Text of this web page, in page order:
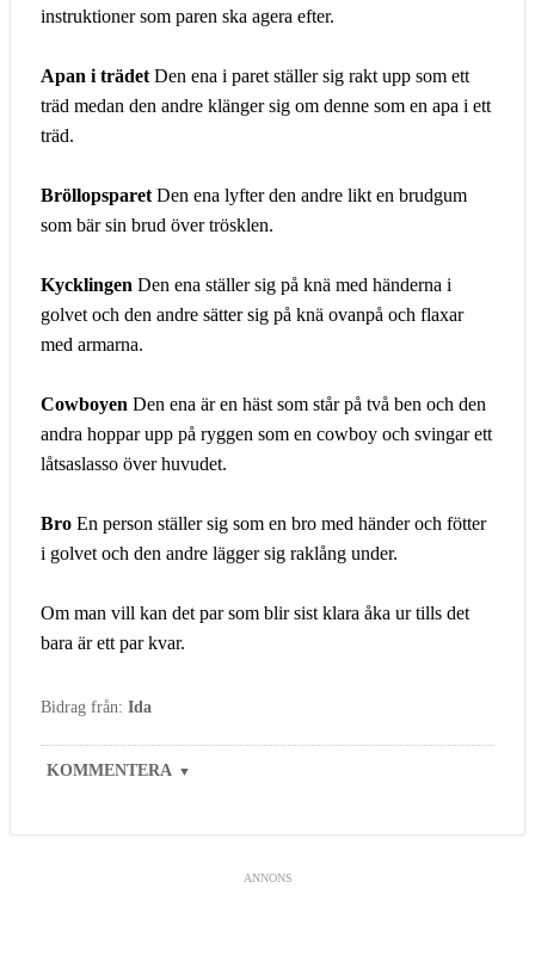
instruktioner som paren ska agera efter.
Apan i trädet Den ena i paret ställer sig rakt upp som ett
träd medan den andre klänger sig om denne som en apa i ett
träd.
Bröllopsparet Den ena lyfter den andre likt en brudgum
som bär sin brud över trösklen.
Kycklingen Den ena ställer sig på knä med händerna i
golvet och den andre sätter sig på knä ovanpå och flaxar
med armarna.
Cowboyen Den ena är en häst som står på två ben och den
andra hoppar upp på ryggen som en cowboy och svingar ett
låtsaslasso över huvudet.
Bro En person ställer sig som en bro med händer och fötter
i golvet och den andre lägger sig raklång under.
Om man vill kan det par som blir sist klara åka ur tills det
bara är ett par kvar.
Bidrag från: Ida
KOMMENTERA ▼
ANNONS